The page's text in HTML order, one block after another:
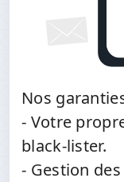
Nos
- Votre
black-lister.
- Gestion